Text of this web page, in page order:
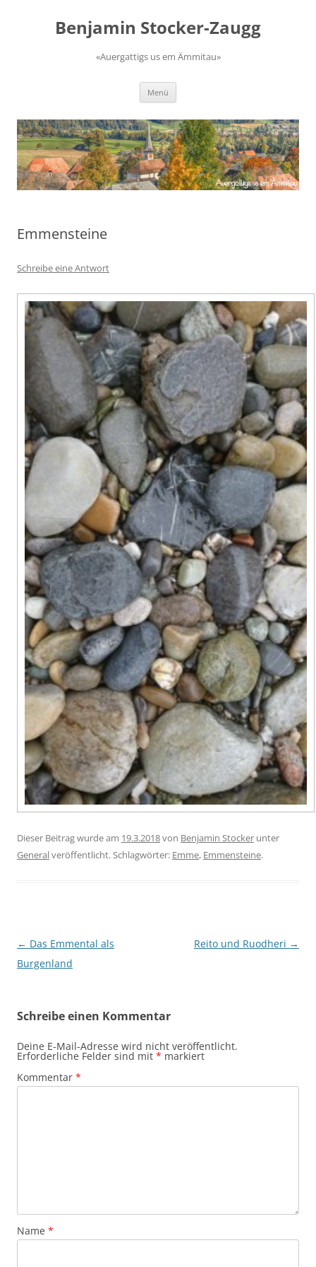
springenBenjamin Stocker-Zaugg
«Auergattigs us em Ämmitau»
Menü
Emmensteine
Schreibe eine Antwort
Dieser Beitrag wurde am 19.3.2018von Benjamin Stocker unter
Generalveröffentlicht. Schlagwörter: Emme, Emmensteine.
Beitragsnavigation
← Das Emmental als
Burgenland
Reito und Ruodheri →
Schreibe einen Kommentar
Deine E-Mail-Adresse wird nicht veröffentlicht.
Erforderliche Felder sind mit * markiert
Kommentar *
Name *